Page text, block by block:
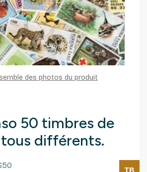
des photos du produit
50 timbres de
différents.